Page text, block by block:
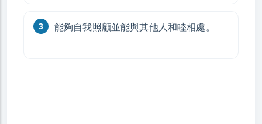
能夠自我照顧並能與其他人和睦相處。